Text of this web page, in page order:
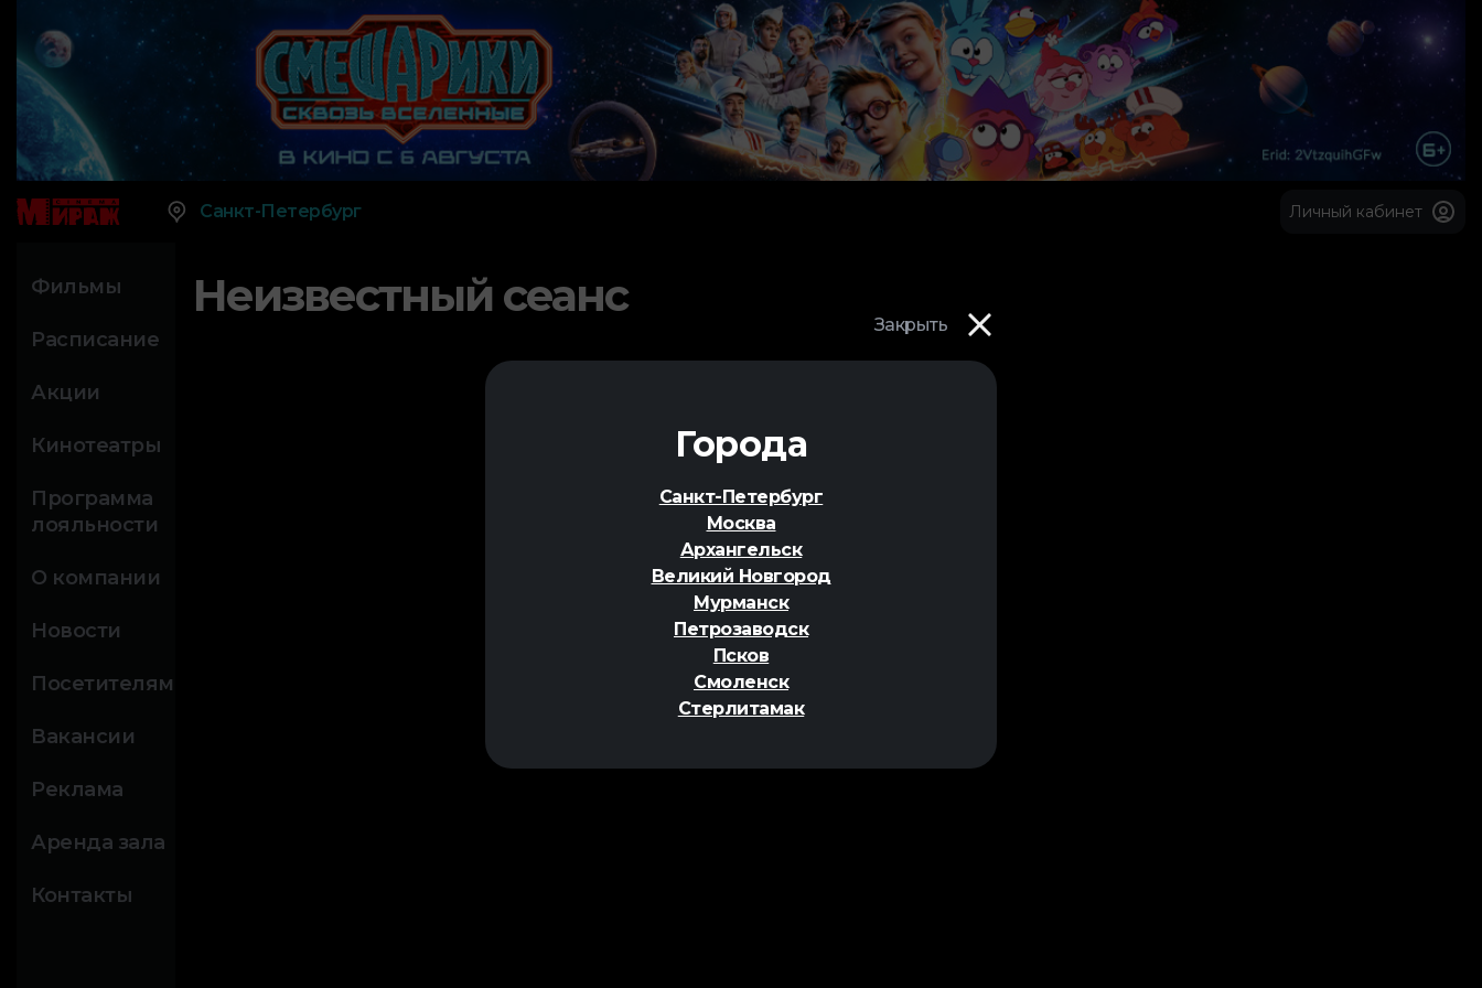
Закрыть
Города
Санкт-Петербург
Москва
Архангельск
Великий Новгород
Мурманск
Петрозаводск
Псков
Смоленск
Стерлитамак
Санкт-Петербург Личный кабинет
Фильмы
Расписание
Акции
Кинотеатры
Программа
лояльности
О компании
Новости
Посетителям
Вакансии
Реклама
Аренда зала
Контакты
Неизвестный сеанс